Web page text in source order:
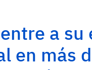
a su
en más